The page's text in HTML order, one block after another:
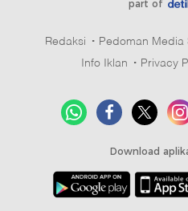
part of
Redaksi Pedoman Media
Info Iklan
Privacy
Download